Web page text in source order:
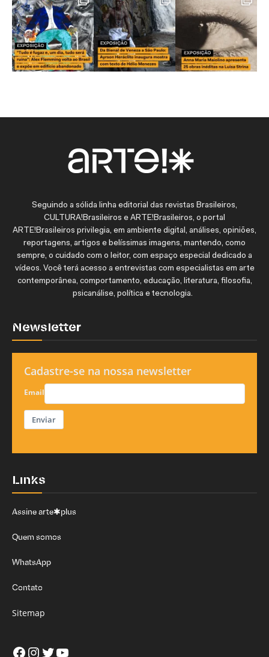
Seguindo a sólida linha editorial das revistas Brasileiros,
CULTURA!Brasileiros e ARTE!Brasileiros, o portal
ARTE!Brasileiros privilegia, em ambiente digital, análises, opiniões,
reportagens, artigos e belíssimas imagens, mantendo, como
sempre, o cuidado com o leitor, com espaço especial dedicado a
vídeos. Você terá acesso a entrevistas com especialistas em arte
contemporânea, comportamento, educação, literatura, filosofia,
psicanálise, política e tecnologia.
Newsletter
Cadastre-se na nossa newsletter
Email
Enviar
Links
Assine arte✱plus
Quem somos
WhatsApp
Contato
Sitemap
Facebook
Instagram
Twitter
Youtube